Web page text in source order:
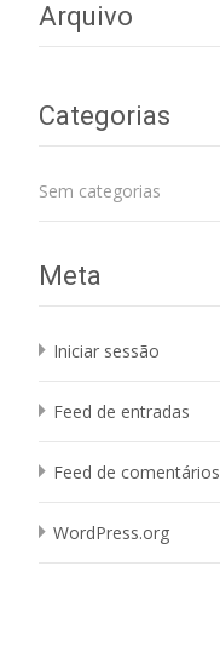
Arquivo
Categorias
Sem categorias
Meta
Iniciar sessão
Feed de entradas
Feed de comentários
WordPress.org